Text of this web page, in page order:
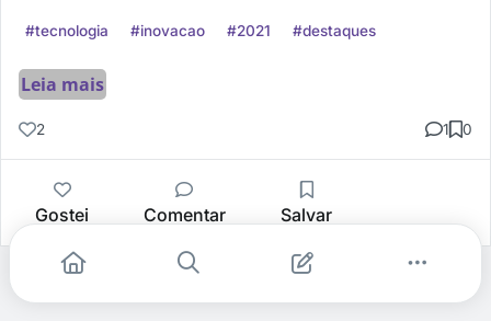
#tecnologia #inovacao #2021 #destaques
Leia mais
2 1 0
Gostei Comentar Salvar